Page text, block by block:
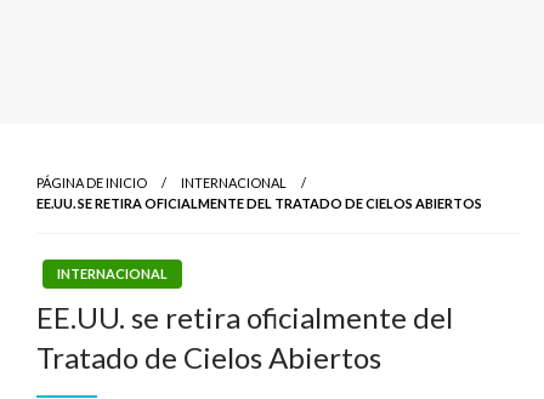
PÁGINA DE INICIO
INTERNACIONAL
EE.UU. SE RETIRA OFICIALMENTE DEL TRATADO DE CIELOS ABIERTOS
INTERNACIONAL
EE.UU. se retira oficialmente del
Tratado de Cielos Abiertos